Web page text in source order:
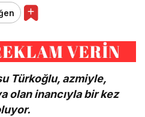
Türkoğlu, azmiyle,
olan inancıyla bir kez